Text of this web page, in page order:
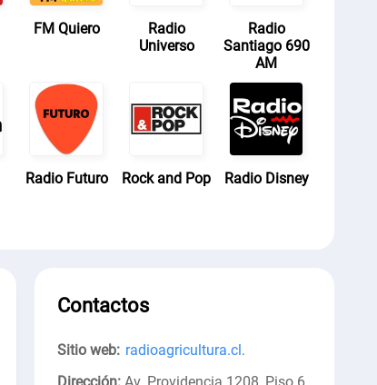
FM Quiero
Radio
Universo
Radio
Santiago 690
AM
Radio Futuro Rock and Pop Radio Disney
Contactos
Sitio web: radioagricultura.cl.